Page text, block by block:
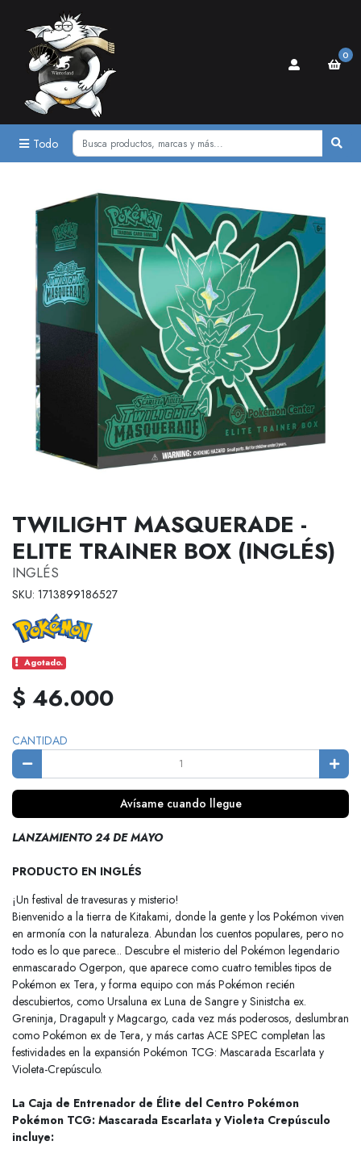
Todo
0
TWILIGHT MASQUERADE -
ELITE TRAINER BOX (INGLÉS)
INGLÉS
SKU: 1713899186527
Agotado.
$ 46.000
CANTIDAD
Avísame cuando llegue
LANZAMIENTO 24 DE MAYO
PRODUCTO EN INGLÉS
¡Un festival de travesuras y misterio!
Bienvenido a la tierra de Kitakami, donde la gente y los Pokémon viven
en armonía con la naturaleza. Abundan los cuentos populares, pero no
todo es lo que parece... Descubre el misterio del Pokémon legendario
enmascarado Ogerpon, que aparece como cuatro temibles tipos de
Pokémon ex Tera, y forma equipo con más Pokémon recién
descubiertos, como Ursaluna ex Luna de Sangre y Sinistcha ex.
Greninja, Dragapult y Magcargo, cada vez más poderosos, deslumbran
como Pokémon ex de Tera, y más cartas ACE SPEC completan las
festividades en la expansión Pokémon TCG: Mascarada Escarlata y
Violeta-Crepúsculo.
La Caja de Entrenador de Élite del Centro Pokémon
Pokémon TCG: Mascarada Escarlata y Violeta Crepúsculo
incluye: